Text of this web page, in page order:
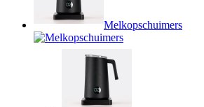
Melkopschuimers